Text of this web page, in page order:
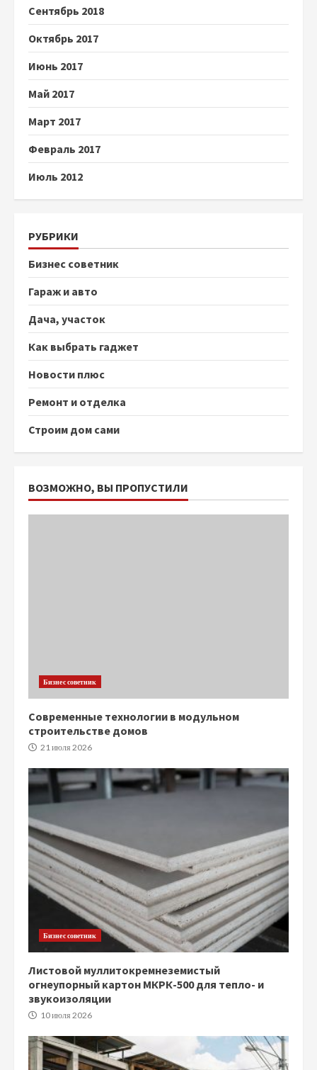
Сентябрь 2018
Октябрь 2017
Июнь 2017
Май 2017
Март 2017
Февраль 2017
Июль 2012
РУБРИКИ
Бизнес советник
Гараж и авто
Дача, участок
Как выбрать гаджет
Новости плюс
Ремонт и отделка
Строим дом сами
ВОЗМОЖНО, ВЫ ПРОПУСТИЛИ
Бизнес советник
Современные технологии в модульном
строительстве домов
21 июля 2026
Бизнес советник
Листовой муллитокремнеземистый
огнеупорный картон МКРК-500 для тепло- и
звукоизоляции
10 июля 2026